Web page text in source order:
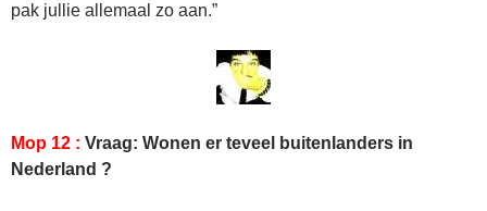
pak jullie allemaal zo aan.”
Mop 12 : Vraag: Wonen er teveel buitenlanders in
Nederland ?